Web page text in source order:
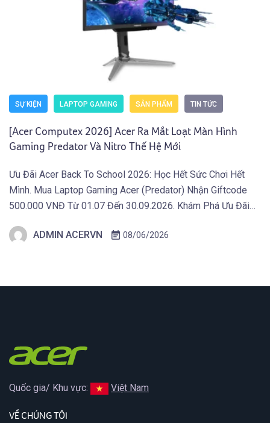
SỰ KIỆN LAPTOP GAMING SẢN PHẨM TIN TỨC
[Acer Computex 2026] Acer Ra Mắt Loạt Màn Hình
Gaming Predator Và Nitro Thế Hệ Mới
Ưu Đãi Acer Back To School 2026: Học Hết Sức Chơi Hết
Mình. Mua Laptop Gaming Acer (Predator) Nhận Giftcode
500.000 VNĐ Từ 01.07 Đến 30.09.2026. Khám Phá Ưu Đãi
hệ màn hình gaming mới thuộc hai dòng Predator và Acer
ADMIN ACERVN 08/06/2026
Quốc gia/ Khu vực: Việt Nam
VỀ CHÚNG TÔI